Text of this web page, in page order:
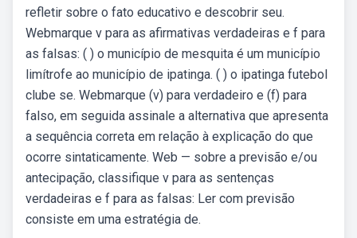
refletir sobre o fato educativo e descobrir seu.
Webmarque v para as afirmativas verdadeiras e f para
as falsas: ( ) o município de mesquita é um município
limítrofe ao município de ipatinga. ( ) o ipatinga futebol
clube se. Webmarque (v) para verdadeiro e (f) para
falso, em seguida assinale a alternativa que apresenta
a sequência correta em relação à explicação do que
ocorre sintaticamente. Web — sobre a previsão e/ou
antecipação, classifique v para as sentenças
verdadeiras e f para as falsas: Ler com previsão
consiste em uma estratégia de.